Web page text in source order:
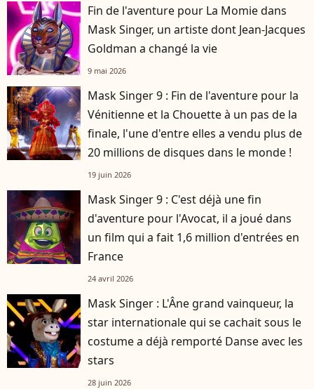
Fin de l'aventure pour La Momie dans
Mask Singer, un artiste dont Jean-Jacques
Goldman a changé la vie
9 mai 2026
Mask Singer 9 : Fin de l'aventure pour la
Vénitienne et la Chouette à un pas de la
finale, l'une d'entre elles a vendu plus de
20 millions de disques dans le monde !
19 juin 2026
Mask Singer 9 : C'est déjà une fin
d'aventure pour l'Avocat, il a joué dans
un film qui a fait 1,6 million d'entrées en
France
24 avril 2026
Mask Singer : L'Âne grand vainqueur, la
star internationale qui se cachait sous le
costume a déjà remporté Danse avec les
stars
28 juin 2026